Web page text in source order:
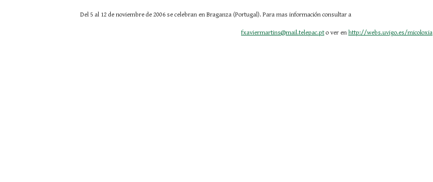
                   Del 5 al 12 de noviembre de 2006 se celebran en Braganza (Portugal). Para mas información consultar a
fxaviermartins@mail.telepac.pt o ver en http://webs.uvigo.es/micoloxia